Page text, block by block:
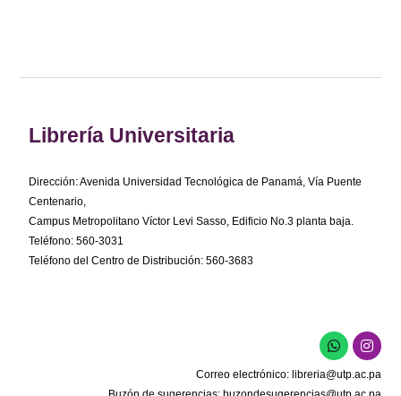
Librería Universitaria
Dirección: Avenida Universidad Tecnológica de Panamá, Vía Puente
Centenario,
Campus Metropolitano Víctor Levi Sasso, Edificio No.3 planta baja.
Teléfono: 560-3031
Teléfono del Centro de Distribución: 560-3683
W
h
a
t
I
n
s
t
Correo electrónico: libreria@utp.ac.pa